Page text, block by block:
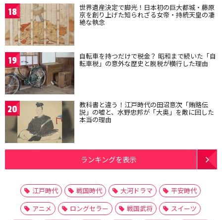
18 世界遺産決定で脚光！日本初の巨大都城・藤原
京を創り上げた知られざる女帝・持統天皇の凄
絶な執念
19 自転車を持つだけで税金？ 昭和まで続いた「自
転車税」の意外な歴史と脱税が横行した理由
20 教科書と違う！江戸時代の田沼意次「賄賂伝
説」の嘘と、水野忠邦が「大奥」を敵に回した
本当の理由
ランキングを表示
江戸時代 戦国時代 大河ドラマ
平安時代
アニメ
ロングセラー 戦国武将
スイーツ